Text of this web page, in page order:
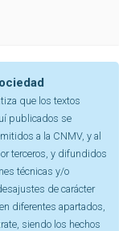
que los textos
publicados se
a la CNMV, y al
terceros, y difundidos
técnicas y/o
de carácter
diferentes apartados,
siendo los hechos